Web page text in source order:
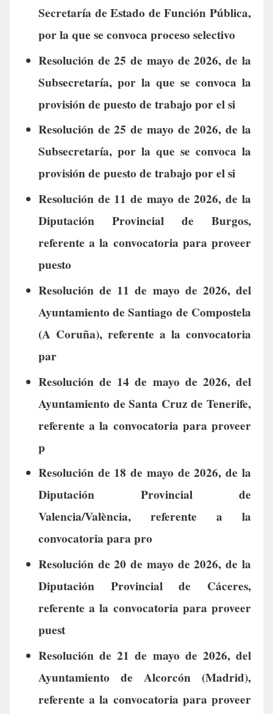
Secretaría de Estado de Función Pública,
por la que se convoca proceso selectivo
Resolución de 25 de mayo de 2026, de la
Subsecretaría, por la que se convoca la
provisión de puesto de trabajo por el si
Resolución de 25 de mayo de 2026, de la
Subsecretaría, por la que se convoca la
provisión de puesto de trabajo por el si
Resolución de 11 de mayo de 2026, de la
Diputación Provincial de Burgos,
referente a la convocatoria para proveer
puesto
Resolución de 11 de mayo de 2026, del
Ayuntamiento de Santiago de Compostela
(A Coruña), referente a la convocatoria
par
Resolución de 14 de mayo de 2026, del
Ayuntamiento de Santa Cruz de Tenerife,
referente a la convocatoria para proveer
p
Resolución de 18 de mayo de 2026, de la
Diputación Provincial de
Valencia/València, referente a la
convocatoria para pro
Resolución de 20 de mayo de 2026, de la
Diputación Provincial de Cáceres,
referente a la convocatoria para proveer
puest
Resolución de 21 de mayo de 2026, del
Ayuntamiento de Alcorcón (Madrid),
referente a la convocatoria para proveer